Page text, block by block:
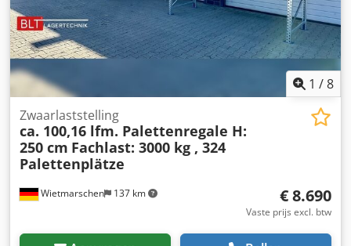
1 /8
Wietmarschen 137 km
Zwaarlaststelling
ca. 100,16 lfm. Palettenregale H:
250 cm Fachlast: 3000 kg , 324
Palettenplätze
€ 8.690
Vaste prijs excl. btw